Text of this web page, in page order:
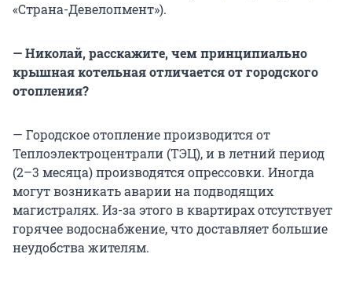
«Страна-Девелопмент»).
— Николай, расскажите, чем принципиально
крышная котельная отличается от городского
отопления?
— Городское отопление производится от
Теплоэлектроцентрали (ТЭЦ), и в летний период
(2–3 месяца) производятся опрессовки. Иногда
могут возникать аварии на подводящих
магистралях. Из-за этого в квартирах отсутствует
горячее водоснабжение, что доставляет большие
неудобства жителям.